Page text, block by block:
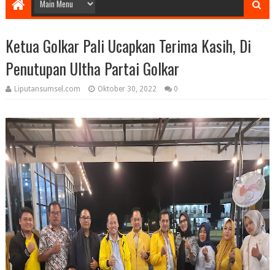
Ketua Golkar Pali Ucapkan Terima Kasih, Di
Penutupan Ultha Partai Golkar
Liputansumsel.com Oktober 30, 2022 0